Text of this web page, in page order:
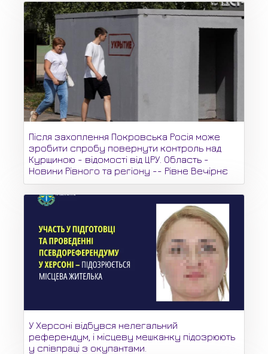
Після захоплення Покровська Росія може
зробити спробу повернути контроль над
Курщиною - відомості від ЦРУ. Область -
Новини Рівного та регіону -- Рівне Вечірнє
У Херсоні відбувся нелегальний
референдум, і місцеву мешканку підозрюють
у співпраці з окупантами.